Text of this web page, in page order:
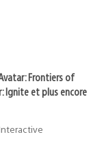
Frontiers of
Ignite et plus encore